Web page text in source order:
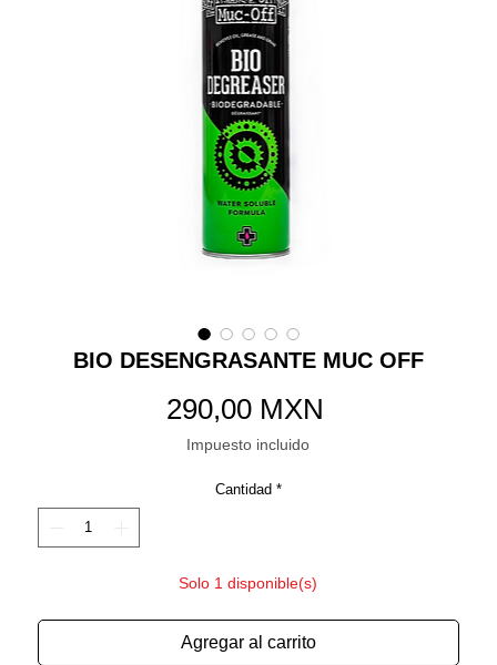
BIO DESENGRASANTE MUC OFF
290,00 MXN
Impuesto incluido
Cantidad *
Solo 1 disponible(s)
Agregar al carrito